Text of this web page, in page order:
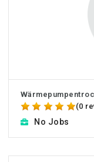
(0
No Jobs